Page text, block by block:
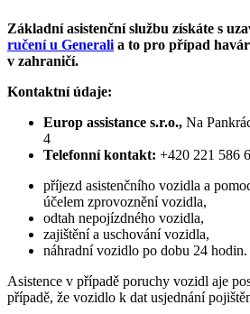
Základní asistenční službu získáte s
ručení u Generali a to pro případ
v zahraničí.
Kontaktní údaje:
Europ assistance s.r.o., Na
4
Telefonní kontakt: +420 221 586
příjezd asistenčního vozidla a
účelem zprovoznění vozidla,
odtah nepojízdného vozidla,
zajištění a uschování vozidla,
náhradní vozidlo po dobu 24 hodin.
Asistence v případě poruchy vozidl aje
případě, že vozidlo k dat usjednání